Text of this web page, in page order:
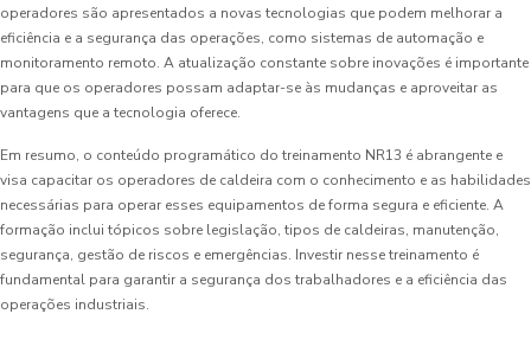
operadores são apresentados a novas tecnologias que podem melhorar a
eficiência e a segurança das operações, como sistemas de automação e
monitoramento remoto. A atualização constante sobre inovações é importante
para que os operadores possam adaptar-se às mudanças e aproveitar as
vantagens que a tecnologia oferece.
Em resumo, o conteúdo programático do treinamento NR13 é abrangente e
visa capacitar os operadores de caldeira com o conhecimento e as habilidades
necessárias para operar esses equipamentos de forma segura e eficiente. A
formação inclui tópicos sobre legislação, tipos de caldeiras, manutenção,
segurança, gestão de riscos e emergências. Investir nesse treinamento é
fundamental para garantir a segurança dos trabalhadores e a eficiência das
operações industriais.